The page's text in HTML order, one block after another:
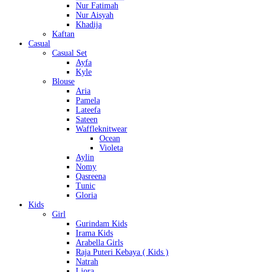
Nur Fatimah
Nur Aisyah
Khadija
Kaftan
Casual
Casual Set
Ayfa
Kyle
Blouse
Aria
Pamela
Lateefa
Sateen
Waffleknitwear
Ocean
Violeta
Aylin
Nomy
Qasreena
Tunic
Gloria
Kids
Girl
Gurindam Kids
Irama Kids
Arabella Girls
Raja Puteri Kebaya ( Kids )
Natrah